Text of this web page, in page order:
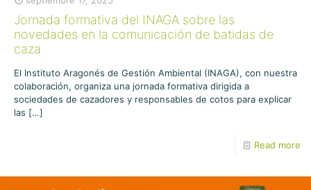
Jornada formativa del INAGA sobre las
novedades en la comunicación de batidas de
caza
El Instituto Aragonés de Gestión Ambiental (INAGA), con nuestra
colaboración, organiza una jornada formativa dirigida a
sociedades de cazadores y responsables de cotos para explicar
las […]
Read more